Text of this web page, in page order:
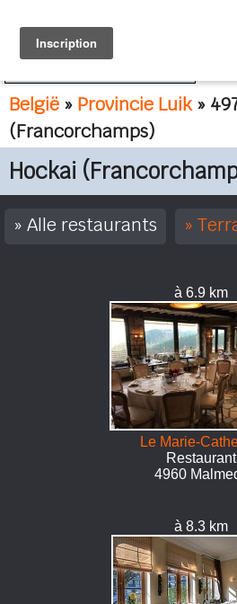
België » Provincie Luik»
(Francorchamps)
Hockai
Alle restaurants
à 6.9 km
Le Marie-
Restaurant
4960
à 8.3 km